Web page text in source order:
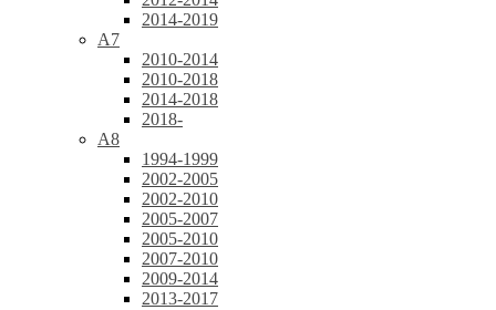
2014-2019
A7
2010-2014
2010-2018
2014-2018
2018-
A8
1994-1999
2002-2005
2002-2010
2005-2007
2005-2010
2007-2010
2009-2014
2013-2017